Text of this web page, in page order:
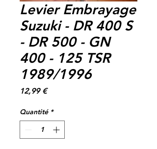
Levier Embrayage
Suzuki - DR 400 S
- DR 500 - GN
400 - 125 TSR
1989/1996
12,99 €Prix
Quantité *